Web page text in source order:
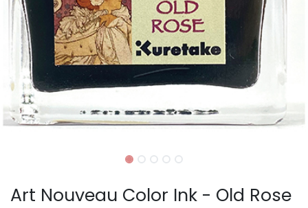
Art Nouveau Color Ink - Old Rose